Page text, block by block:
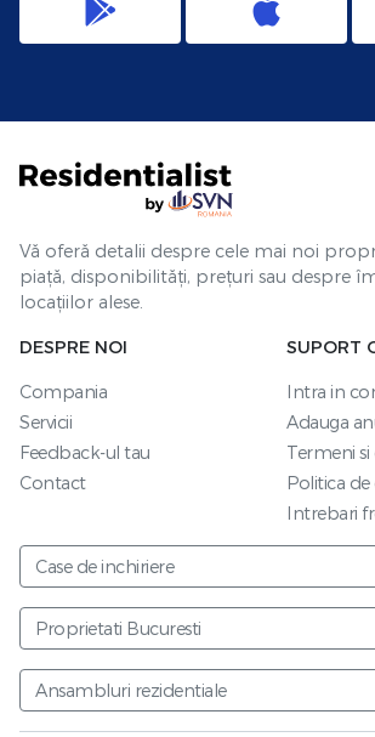
Vă oferă detalii despre cele mai noi
piață, disponibilități, prețuri sau despre
locațiilor alese.
DESPRE NOI
Compania
Servicii
Feedback-ul tau
Contact
SUPORT
Intra in
Adauga
Termeni
Politica de
Intrebari
Case de inchiriere
Proprietati Bucuresti
Ansambluri rezidentiale